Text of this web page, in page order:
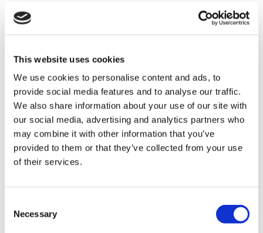
This website uses cookies
We use cookies to personalise content and ads, to
provide social media features and to analyse our traffic.
We also share information about your use of our site with
our social media, advertising and analytics partners who
may combine it with other information that you’ve
provided to them or that they’ve collected from your use
of their services.
Selection
Necessary
Mini Lifting Facial
Facelift SMAS
Lifting profundo de cuello Por Favor, Profundice.
Lifting de Espalda Superior
Elevación de glúteos Por Favor, Profundice.
Abdominoplastia extendida Por Favor, Profundice.
Lifting Facial Cenicienta
Por Favor, Profundice.
Elevación del Mons Pubis Por Favor, Profundice.
Reducción de la areola Por Favor, Profundice.
Lipodema Por Favor, Profundice.
Septorrinoplastia de Revisión
Por Favor, Profundice.
Trasplante Capilar (9 procedimientos)
Trasplante de Bigote